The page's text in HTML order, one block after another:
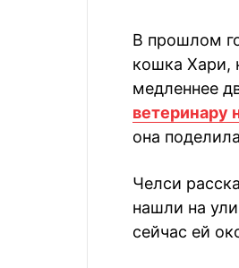
В прошлом
кошка Хари,
медленнее
ветеринару
она
Челси
нашли на
сейчас ей